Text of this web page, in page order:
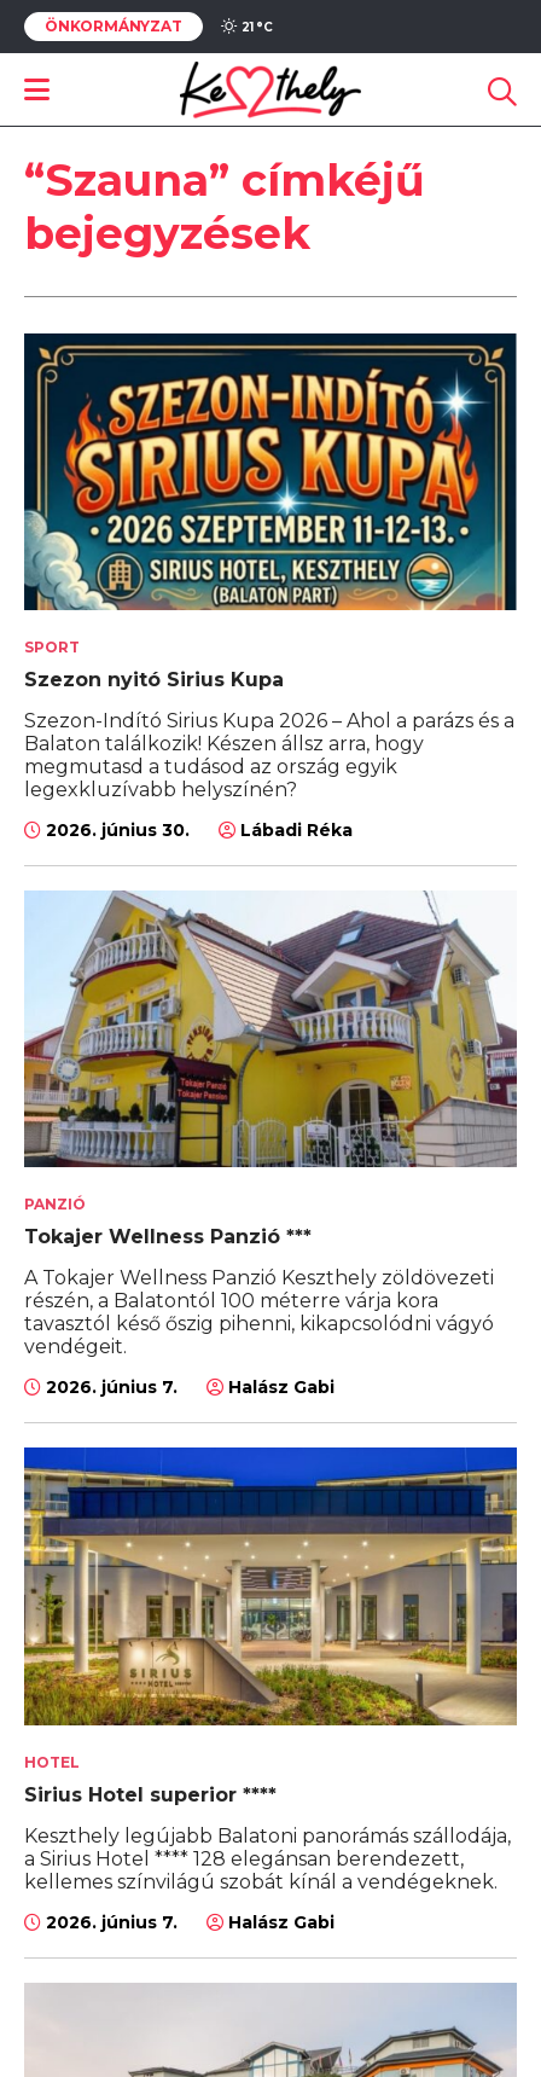
ÖNKORMÁNYZAT 21 °C
“Szauna” címkéjű
bejegyzések
SPORT
Szezon nyitó Sirius Kupa
Szezon-Indító Sirius Kupa 2026 – Ahol a parázs és a
Balaton találkozik! Készen állsz arra, hogy
megmutasd a tudásod az ország egyik
legexkluzívabb helyszínén?
2026. június 30. Lábadi Réka
PANZIÓ
Tokajer Wellness Panzió ***
A Tokajer Wellness Panzió Keszthely zöldövezeti
részén, a Balatontól 100 méterre várja kora
tavasztól késő őszig pihenni, kikapcsolódni vágyó
vendégeit.
2026. június 7. Halász Gabi
HOTEL
Sirius Hotel superior ****
Keszthely legújabb Balatoni panorámás szállodája,
a Sirius Hotel **** 128 elegánsan berendezett,
kellemes színvilágú szobát kínál a vendégeknek.
2026. június 7. Halász Gabi